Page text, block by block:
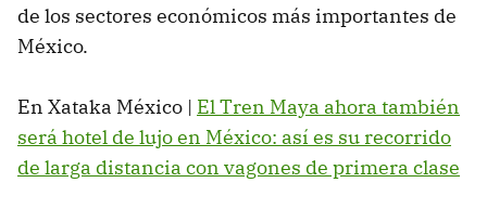
de los sectores económicos más importantes de
México.
En Xataka México | El Tren Maya ahora también
será hotel de lujo en México: así es su recorrido
de larga distancia con vagones de primera clase